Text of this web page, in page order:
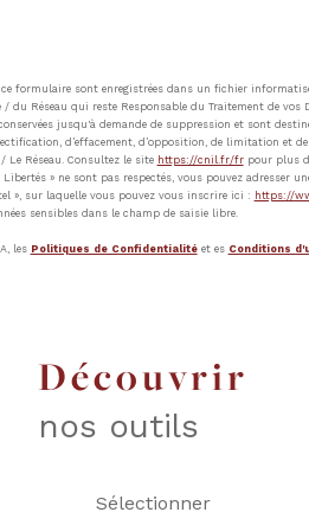
formulaire sont enregistrées dans un fichier
/ du Réseau qui reste Responsable du Traitement de
jusqu'à demande de suppression et sont
d’effacement, d’opposition, de limitation et
Le Réseau. Consultez le site https://cnil.fr/frpour plus
» ne sont pas respectés, vous pouvez adresser
», sur laquelle vous pouvez vous inscrire ici : https://
sensibles dans le champ de saisie libre.
les Politiques de Confidentialitéet es Conditions
découvrir
nos outils
Sélectionner